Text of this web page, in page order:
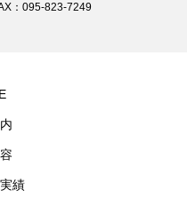
：095-823-7249
績